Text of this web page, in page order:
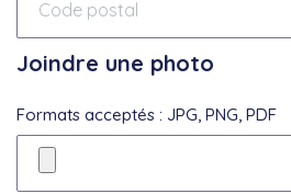
Joindre une photo
Formats acceptés : JPG, PNG, PDF